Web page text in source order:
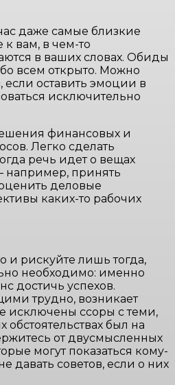
даже самые близкие
вам, в чем-то
в ваших словах. Обиды
всем открыто. Можно
если оставить эмоции в
исключительно
финансовых и
Легко сделать
речь идет о вещах
например, принять
деловые
каких-то рабочих
и рискуйте лишь тогда,
необходимо: именно
достичь успехов.
трудно, возникает
исключены ссоры с теми,
был на
от двусмысленных
могут показаться кому-
давать советов, если о них